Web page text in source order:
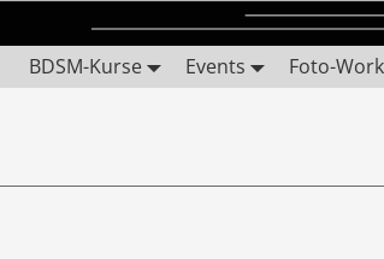
BDSM-Kurse Events Foto-